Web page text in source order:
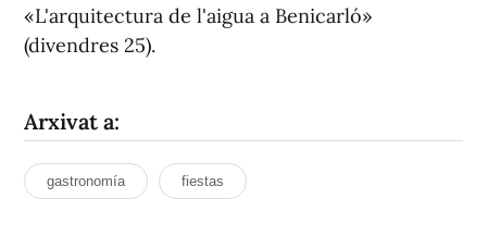
«L'arquitectura de l'aigua a Benicarló»
(divendres 25).
Arxivat a:
gastronomía fiestas